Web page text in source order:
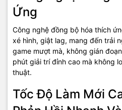
Ứng
Công nghệ đồng bộ hóa thích
xé hình, giật lag, mang đến trải
game mượt mà, không gián
phút giải trí đỉnh cao mà không
thuật.
Tốc Độ Làm Mới